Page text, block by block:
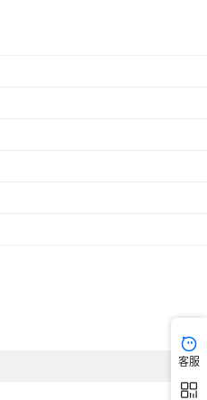
客服